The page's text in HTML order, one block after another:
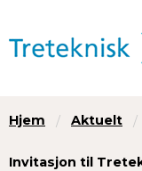
Hjem Aktuelt
Invitasjon til